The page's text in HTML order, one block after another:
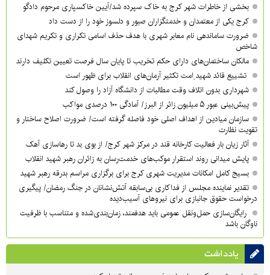
بخشی از خاطرات شهر کرج به خاک سپرده شد/آیین خاکسپاری مرحوم دادگو
کرج یکی از معتمدان و خدمتگزاران صبور و دلسوز خود را از دست داد
ضرورت ساماندهی نام‌ معابر شهری با هدف حذف اسامی تکراری و تکریم شهدای
شاخص
مالکان ساختمان‌های دارای حکم تخریب تا پایان سال فرصت تعیین تکلیف دارند
تشییع قائد شهید ِامت تکثیر آرمان‌های انقلاب برای ظهور است
شهرداری بدون اتلاف وقت مطالبات از دانشگاه آزاد را وصول کند
پیش‌بینی عبور ۵ میلیون زائر از البرز/ آمادگی ۱۰۰ درصدی مواکب
سازمان میادین از اهداف اصلی خود فاصله گرفته است/ ضرورت اصلاح ساختار و
تقویت نظارت
آثار زیان بار فعالیت کارخانه قند در مرکز شهر کرج/ از بوی بد تا رهاسازی آهک
پایش میدانی روند استقرار موکب‌های خدمت‌رسان به زائران رهبر شهید انقلاب
بسیج کامل امکانات مدیریت شهری کرج برای برگزاری مراسم بدرقه رهبر شهید
تقدیر نماینده مجلس از فداکاری بی‌سابقه آتش‌نشانان در جنگ رمضان/ پیگیری
درخواست حقوق جانبازی برای نیروهای آسیب‌دیده
رایگان‌سازی حمل‌ونقل عمومی باید هدفمند، زمان‌بندی‌شده و متناسب با ظرفیت
ناوگان باشد
یادداشت